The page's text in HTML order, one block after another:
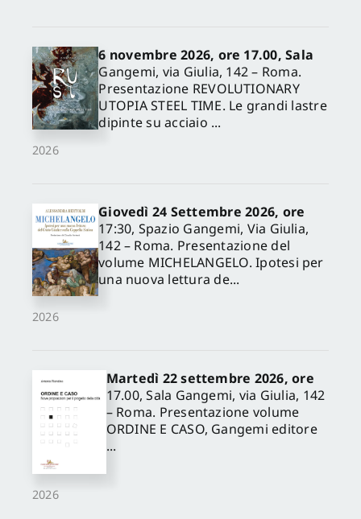
2026
6 novembre 2026, ore 17.00, Sala
Gangemi, via Giulia, 142 – Roma.
Presentazione REVOLUTIONARY
UTOPIA STEEL TIME. Le grandi lastre
dipinte su acciaio ...
2026
Giovedì 24 Settembre 2026, ore
17:30, Spazio Gangemi, Via Giulia,
142 – Roma. Presentazione del
volume MICHELANGELO. Ipotesi per
una nuova lettura de...
2026
Martedì 22 settembre 2026, ore
17.00, Sala Gangemi, via Giulia, 142
– Roma. Presentazione volume
ORDINE E CASO, Gangemi editore
...